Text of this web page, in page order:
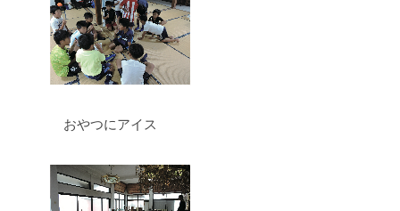
おやつにアイス